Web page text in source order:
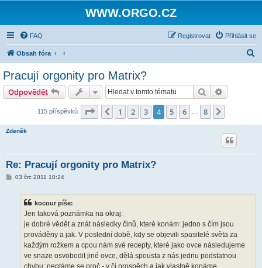
WWW.ORGO.CZ
FAQ Přihlásit se
Registrovat
Obsah fóra
Pracují orgonity pro Matrix?
Odpovědět Hledat
115 příspěvků Stránka z
Předchozí
1 2 3 4 5 6 8
Zdeněk
Re: Pracují orgonity pro Matrix?
P03 črc 2011 10:24
kocour píše:
Jen taková poznámka na okraj:
je dobré vědět a znát následky činů, které konám: jedno s čím jsou
prováděny a jak. V poslední době, kdy se objevili spasitelé světa za
každým rožkem a cpou nám své recepty, které jako ovce následujeme
ve snaze osvobodit jiné ovce, dělá spousta z nás jednu podstatnou